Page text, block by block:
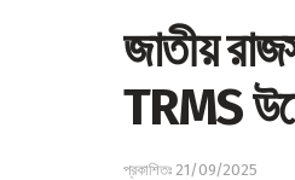
জাতীয়
TRMS
প্রকাশিতঃ 21/09/2025